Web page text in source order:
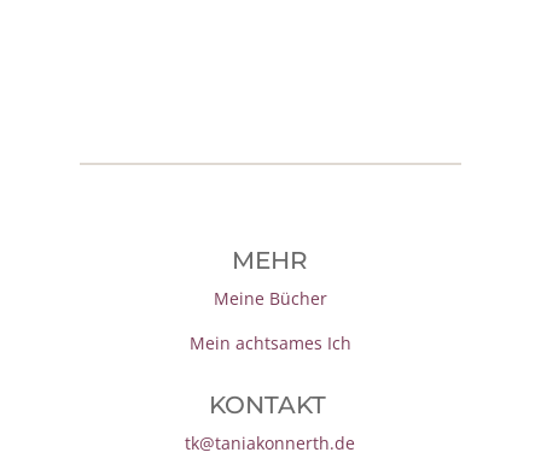
MEHR
Meine Bücher
Mein achtsames Ich
KONTAKT
tk@taniakonnerth.de